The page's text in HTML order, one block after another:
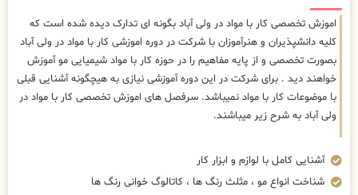
اموزش تخصصی کار با مواد در ولی آباد بگونه ای تدارک دیده شده است که
کلیه دانشپذیران و هنرآموزان با شرکت در دوره اموزشی کار با مواد در ولی آباد
بصورت تخصصی و از پایه مفاهیم را در حوزه کار با مواد شیمیایی مو آموزش
خواهند دید . برای شرکت در این دوره آموزشی نیازی به هیچگونه آشنایی قبلی
با موضوعات کار با مواد نمیباشد. سرفصل های اموزش تخصصی کار با مواد در
ولی آباد به شرح زیر میباشند.
آشنایی کامل با لوازم و ابزار کار
شناخت انواع مو ، مثلث رنگ ها ، کاتالوگ خوانی رنگ ها